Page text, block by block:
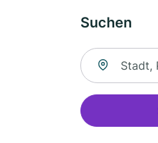
Suchen
Suche nach Ort